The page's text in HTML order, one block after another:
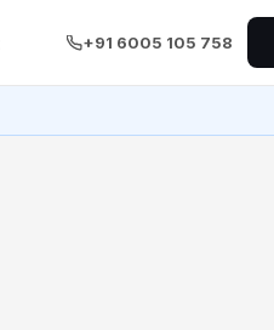
+91 6005 105 758